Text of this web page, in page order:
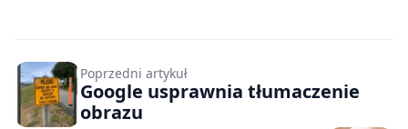
Poprzedni artykuł
Google usprawnia tłumaczenie
obrazu